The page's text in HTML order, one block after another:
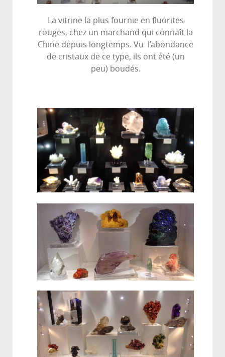
La vitrine la plus fournie en fluorites
rouges, chez un marchand qui connaît la
Chine depuis longtemps. Vu l’abondance
de cristaux de ce type, ils ont été (un
peu) boudés.